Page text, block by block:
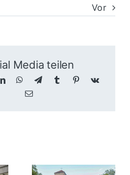
Vor
Media teilen